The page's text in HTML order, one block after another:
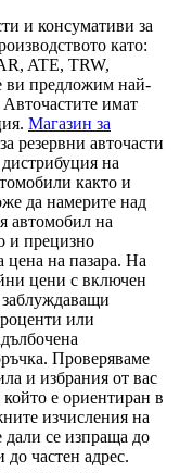
и консумативи за
като:
ATE, TRW,
предложим най-
имат
Магазин за
резервни авточасти
на
както и
да намерите над
автомобил на
и прецизно
цена на пазара. На
цени с включен
или
Проверяваме
и избрания от вас
е ориентиран в
изчисления на
дали се изпраща до
частен адрес.